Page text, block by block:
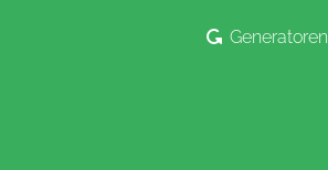
Generatoren